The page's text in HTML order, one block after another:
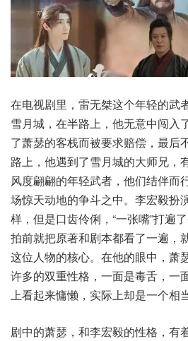
在电视剧里，雷无桀这个年轻的武
雪月城，在半路上，他无意中闯入
了萧瑟的客栈而被要求赔偿，最后
路上，他遇到了雪月城的大师兄，
风度翩翩的年轻武者，他们结伴而
场惊天动地的争斗之中。李宏毅扮
样，但是口齿伶俐，“一张嘴”打遍
拍前就把原著和剧本都看了一遍，
这位人物的核心。在他的眼中，萧
许多的双重性格，一面是毒舌，一
上看起来慵懒，实际上却是一个相
剧中的萧瑟，和李宏毅的性格，有